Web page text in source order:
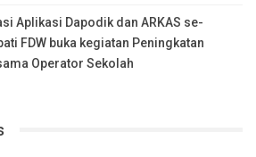
Aplikasi Dapodik dan ARKAS se-
FDW buka kegiatan Peningkatan
Operator Sekolah